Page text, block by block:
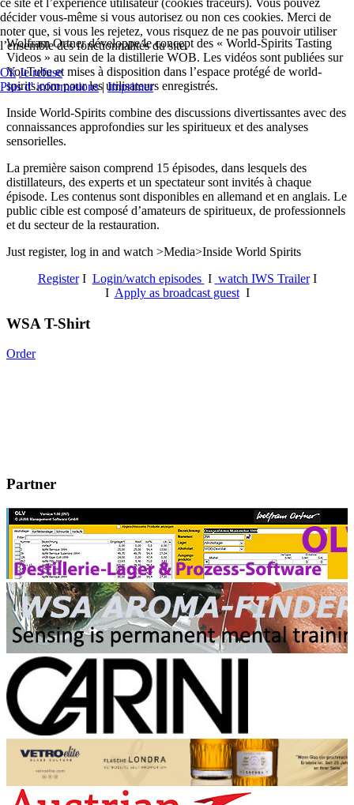
Wolfram Ortner développe le concept des « World-Spirits Tasting
Videos » au sein de la distillerie WOB. Les vidéos sont publiées sur
YouTube et mises à disposition dans l’espace protégé de world-
spirits.com pour les utilisateurs enregistrés.
Inside World-Spirits combine des discussions divertissantes avec des
connaissances approfondies sur les spiritueux et des analyses
sensorielles.
La première saison comprend 15 épisodes, dans lesquels des
distillateurs, des experts et un spectateur sont invités à chaque
épisode. Les contenus sont disponibles en allemand et en anglais. Le
public cible est composé d’amateurs de spiritueux, de professionnels
et du secteur de la restauration.
Just register, log in and watch >Media>Inside World Spirits
RegisterI Login/watch episodes I watch IWS TrailerI
I Apply as broadcast guestI
WSA T-Shirt
Order
Partner
décider vous-même si vous autorisez ou non ces cookies. Merci de
noter que, si vous les rejetez, vous risquez de ne pas pouvoir utiliser
l’ensemble des fonctionnalités du site.
Ok Je refuse
Plus d' informations|Imprimer